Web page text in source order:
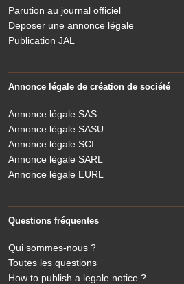
Parution au journal officiel
Deposer une annonce légale
Publication JAL
Annonce légale de création de société
Annonce légale SAS
Annonce légale SASU
Annonce légale SCI
Annonce légale SARL
Annonce légale EURL
Questions fréquentes
Qui sommes-nous ?
Toutes les questions
How to publish a legale notice ?